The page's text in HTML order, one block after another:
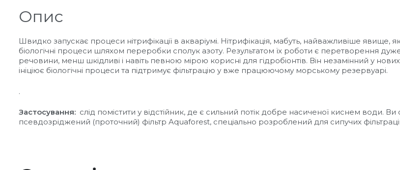
засіб
кількість
Опис
Швидко запускає процеси нітрифікації в акваріумі. Нітрифікація, мабуть, найважливіше явище,
біологічні процеси шляхом переробки сполук азоту. Результатом їх роботи є перетворення
речовини, менш шкідливі і навіть певною мірою корисні для гідробіонтів. Він незамінний у
ініціює біологічні процеси та підтримує фільтрацію у вже працюючому морському резервуарі.
.
Застосування: слід помістити у відстійник, де є сильний потік добре насиченої киснем води.
псевдозріджений (проточний) фільтр Aquaforest, спеціально розроблений для сипучих